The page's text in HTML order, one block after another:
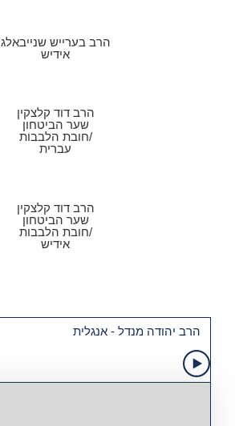
הרב בערייש שנייבאלג
אידיש
הרב דוד קלצקין
שער הביטחון
/חובת הלבבות
עברית
הרב דוד קלצקין
שער הביטחון
/חובת הלבבות
אידיש
הרב יהודה מנדל - אנגלית